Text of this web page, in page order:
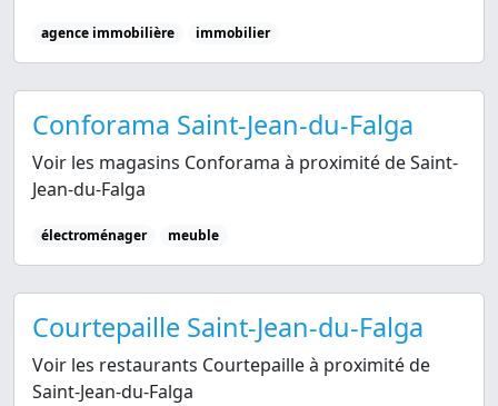
agence immobilière immobilier
Conforama Saint-Jean-du-Falga
Voir les magasins Conforama à proximité de Saint-
Jean-du-Falga
électroménager meuble
Courtepaille Saint-Jean-du-Falga
Voir les restaurants Courtepaille à proximité de
Saint-Jean-du-Falga